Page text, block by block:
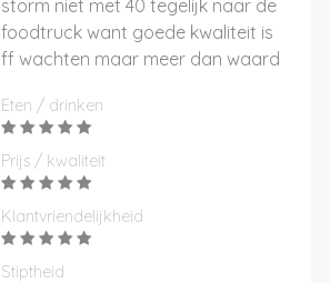
storm niet met 40 tegelijk naar de
foodtruck want goede kwaliteit is
ff wachten maar meer dan waard
Eten / drinken
Prijs / kwaliteit
Klantvriendelijkheid
Stiptheid